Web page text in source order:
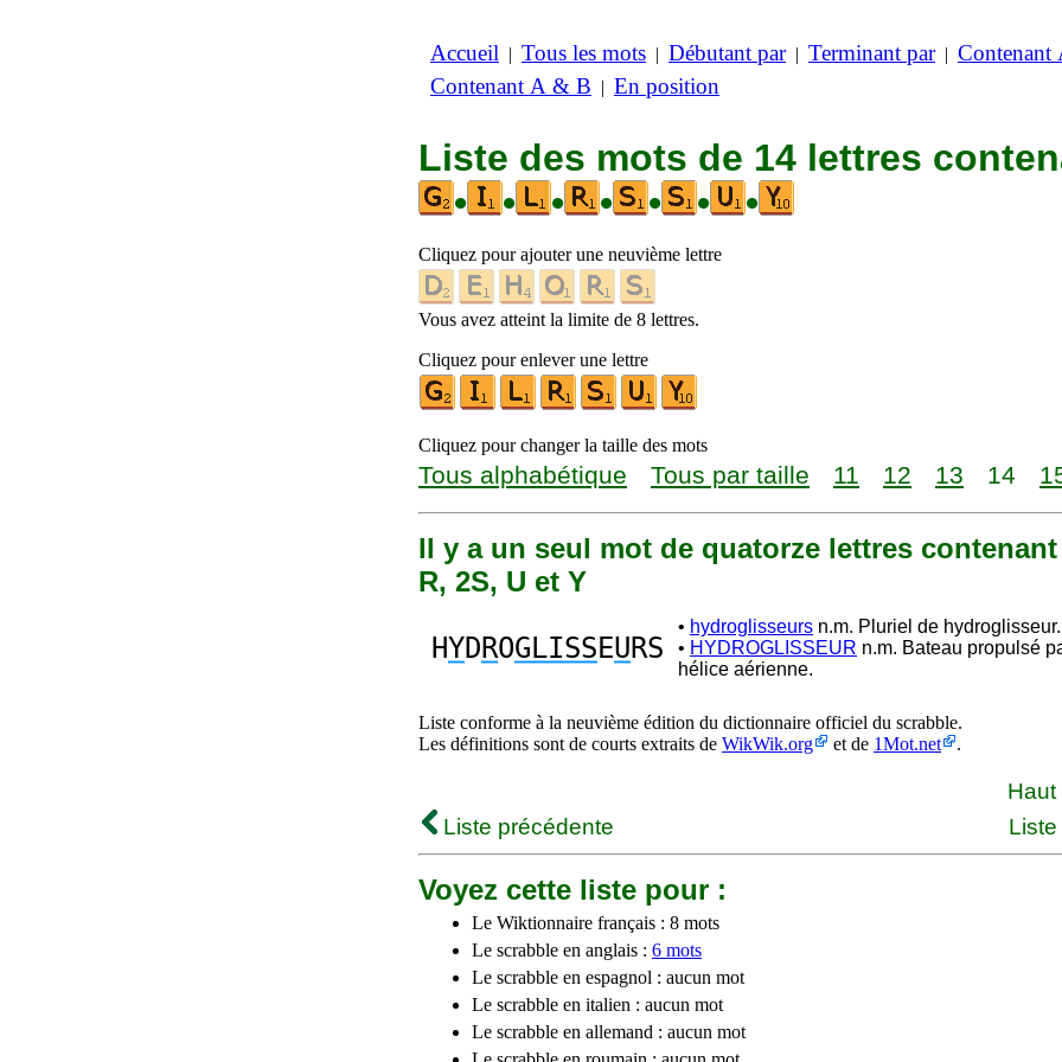
Accueil | Tous les mots | Débutant par| Terminant par| Contenant
Contenant A & B | En position
Liste des mots de 14 lettres
•
• • • • • •
Cliquez pour ajouter une neuvième lettre
Vous avez atteint la limite de 8 lettres.
Cliquez pour enlever une lettre
Cliquez pour changer la taille des mots
Tous alphabétique Tous par taille 11 12 13 14
Il y a un seul mot de quatorze lettres contenant
R, 2S, U et Y
HYDROGLISSEURS
• hydroglisseurs n.m. Pluriel de hydroglisseur.
• HYDROGLISSEUR n.m. Bateau propulsé
hélice aérienne.
Liste conforme à la neuvième édition du dictionnaire officiel du scrabble.
Les définitions sont de courts extraits de WikWik.org et de 1Mot.net .
Haut
Liste précédente
Voyez cette liste pour :
Le Wiktionnaire français : 8 mots
Le scrabble en anglais : 6 mots
Le scrabble en espagnol : aucun mot
Le scrabble en italien : aucun mot
Le scrabble en allemand : aucun mot